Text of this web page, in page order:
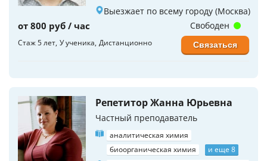
Выезжает по всему городу (Москва)
от 800 руб / час
Стаж 5 лет У ученика Дистанционно
Свободен
Связаться
Репетитор Жанна Юрьевна
Частный преподаватель
аналитическая химия
биоорганическая химия
и еще 8